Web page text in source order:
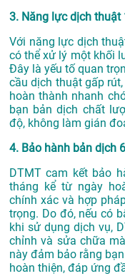
3. Năng lực dịch
Với năng lực dịch
có thể xử lý một khối
Đây là yếu tố quan
cầu dịch thuật gấp
hoàn thành nhanh
bạn bản dịch chất
độ, không làm gián
4. Bảo hành bản dịch
DTMT cam kết bảo
tháng kể từ ngày
chính xác và hợp
trọng. Do đó, nếu có
khi sử dụng dịch vụ,
chỉnh và sửa chữa
này đảm bảo rằng
hoàn thiện, đáp ứng